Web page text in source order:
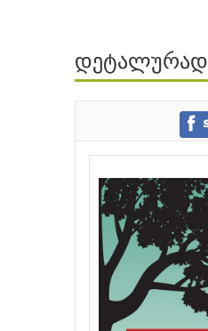
ავტორები
გამომცემლობები
დეტალურად